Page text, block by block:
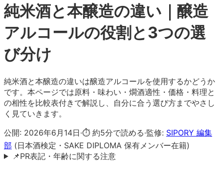
純米酒と本醸造の違い｜醸造
アルコールの役割と3つの選
び分け
純米酒と本醸造の違いは醸造アルコールを使用するかどうか
です。本ページでは原料・味わい・燗酒適性・価格・料理と
の相性を比較表付きで解説し、自分に合う選び方までやさし
く見ていきます。
公開: 2026年6月14日·⏱ 約5分で読める·監修: SIPORY 編集
部 (日本酒検定・SAKE DIPLOMA 保有メンバー在籍)
📌PR表記・年齢に関する注意